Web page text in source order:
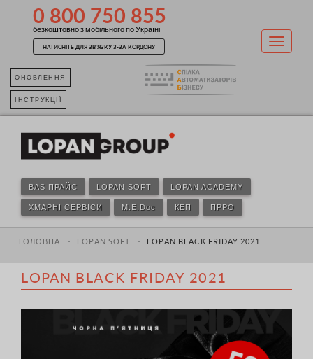
0 800 750 855
безкоштовно з мобільного по Україні
НАТИСНІТЬ ДЛЯ ЗВ'ЯЗКУ З-ЗА КОРДОНУ
ОНОВЛЕННЯ
ІНСТРУКЦІЇ
BAS ПРАЙС LOPAN SOFT LOPAN ACADEMY
ХМАРНІ СЕРВІСИ M.E.Doc КЕП ПРРО
ГОЛОВНА LOPAN SOFT LOPAN BLACK FRIDAY 2021
LOPAN BLACK FRIDAY 2021